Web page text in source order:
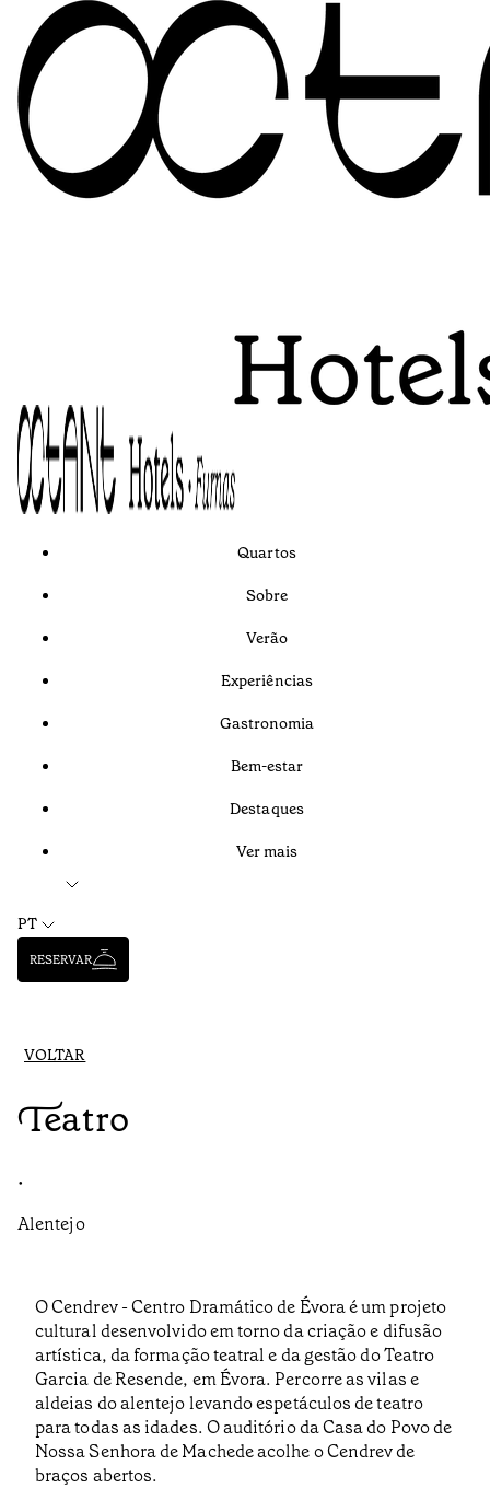
Quartos
Sobre
Verão
Experiências
Gastronomia
Bem-estar
Destaques
Ver mais
PT
RESERVAR
VOLTAR
Teatro
•
Alentejo
O Cendrev - Centro Dramático de Évora é um projeto
cultural desenvolvido em torno da criação e difusão
artística, da formação teatral e da gestão do Teatro
Garcia de Resende, em Évora. Percorre as vilas e
aldeias do alentejo levando espetáculos de teatro
para todas as idades. O auditório da Casa do Povo de
Nossa Senhora de Machede acolhe o Cendrev de
braços abertos.